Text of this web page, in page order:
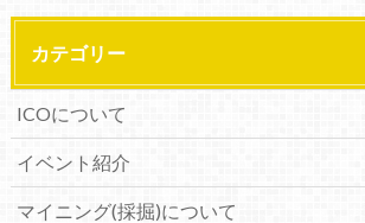
カテゴリー
ICOについて
イベント紹介
マイニング(採掘)について